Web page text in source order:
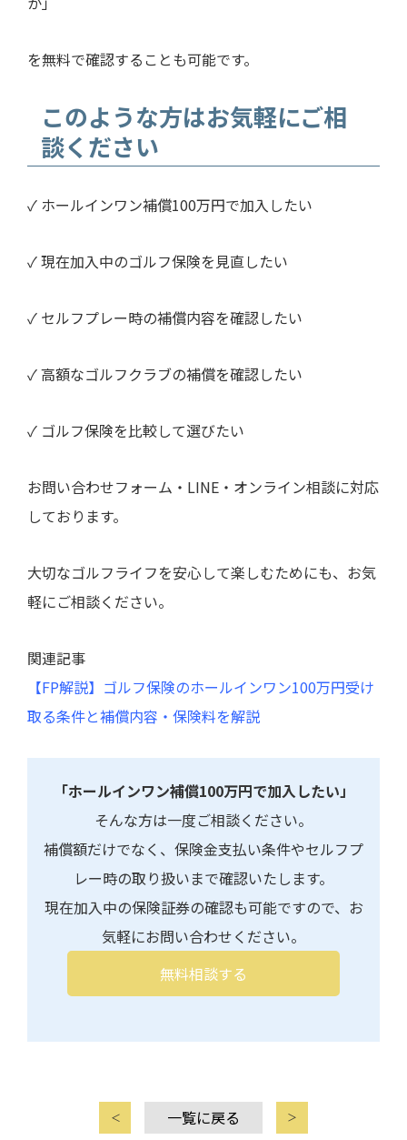
を無料で確認することも可能です。
このような方はお気軽にご相
談ください
✓ ホールインワン補償100万円で加入したい
✓ 現在加入中のゴルフ保険を見直したい
✓ セルフプレー時の補償内容を確認したい
✓ 高額なゴルフクラブの補償を確認したい
✓ ゴルフ保険を比較して選びたい
お問い合わせフォーム・LINE・オンライン相談に対応
しております。
大切なゴルフライフを安心して楽しむためにも、お気
軽にご相談ください。
関連記事
【FP解説】ゴルフ保険のホールインワン100万円受け
取る条件と補償内容・保険料を解説
「ホールインワン補償100万円で加入したい」
そんな方は一度ご相談ください。
補償額だけでなく、保険金支払い条件やセルフプ
レー時の取り扱いまで確認いたします。
現在加入中の保険証券の確認も可能ですので、お
気軽にお問い合わせください。
無料相談する
一覧に戻る